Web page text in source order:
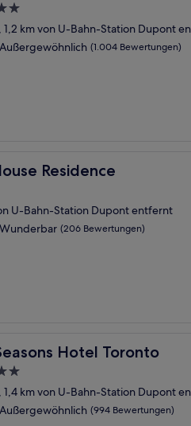
1,2 km von U-Bahn-Station Dupont
Außergewöhnlich (1.004 Bewertungen)
Residence
Residence
U-Bahn-Station Dupont entfernt
Wunderbar (206 Bewertungen)
Hotel Toronto
Hotel Toronto
1,4 km von U-Bahn-Station Dupont
Außergewöhnlich (994 Bewertungen)